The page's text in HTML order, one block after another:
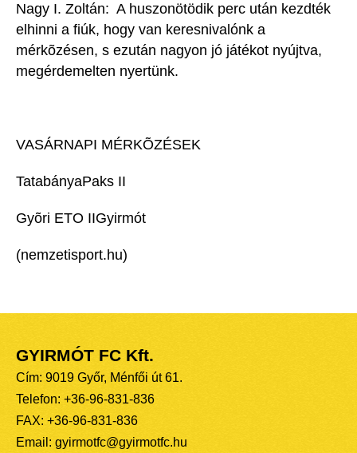
Nagy I. Zoltán:  A huszonötödik perc után kezdték
elhinni a fiúk, hogy van keresnivalónk a
mérkõzésen, s ezután nagyon jó játékot nyújtva,
megérdemelten nyertünk.
VASÁRNAPI MÉRKÕZÉSEK
TatabányaPaks II
Gyõri ETO IIGyirmót
(nemzetisport.hu)
GYIRMÓT FC Kft.
Cím: 9019 Győr, Ménfői út 61.
Telefon: +36-96-831-836
FAX: +36-96-831-836
Email: gyirmotfc@gyirmotfc.hu